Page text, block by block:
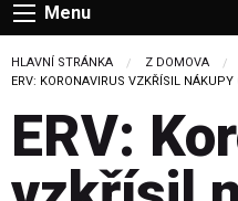
Menu
HLAVNÍ STRÁNKA
Z DOMOVA
CURRENT:
ERV: KORONAVIRUS VZKŘÍSIL
ERV: